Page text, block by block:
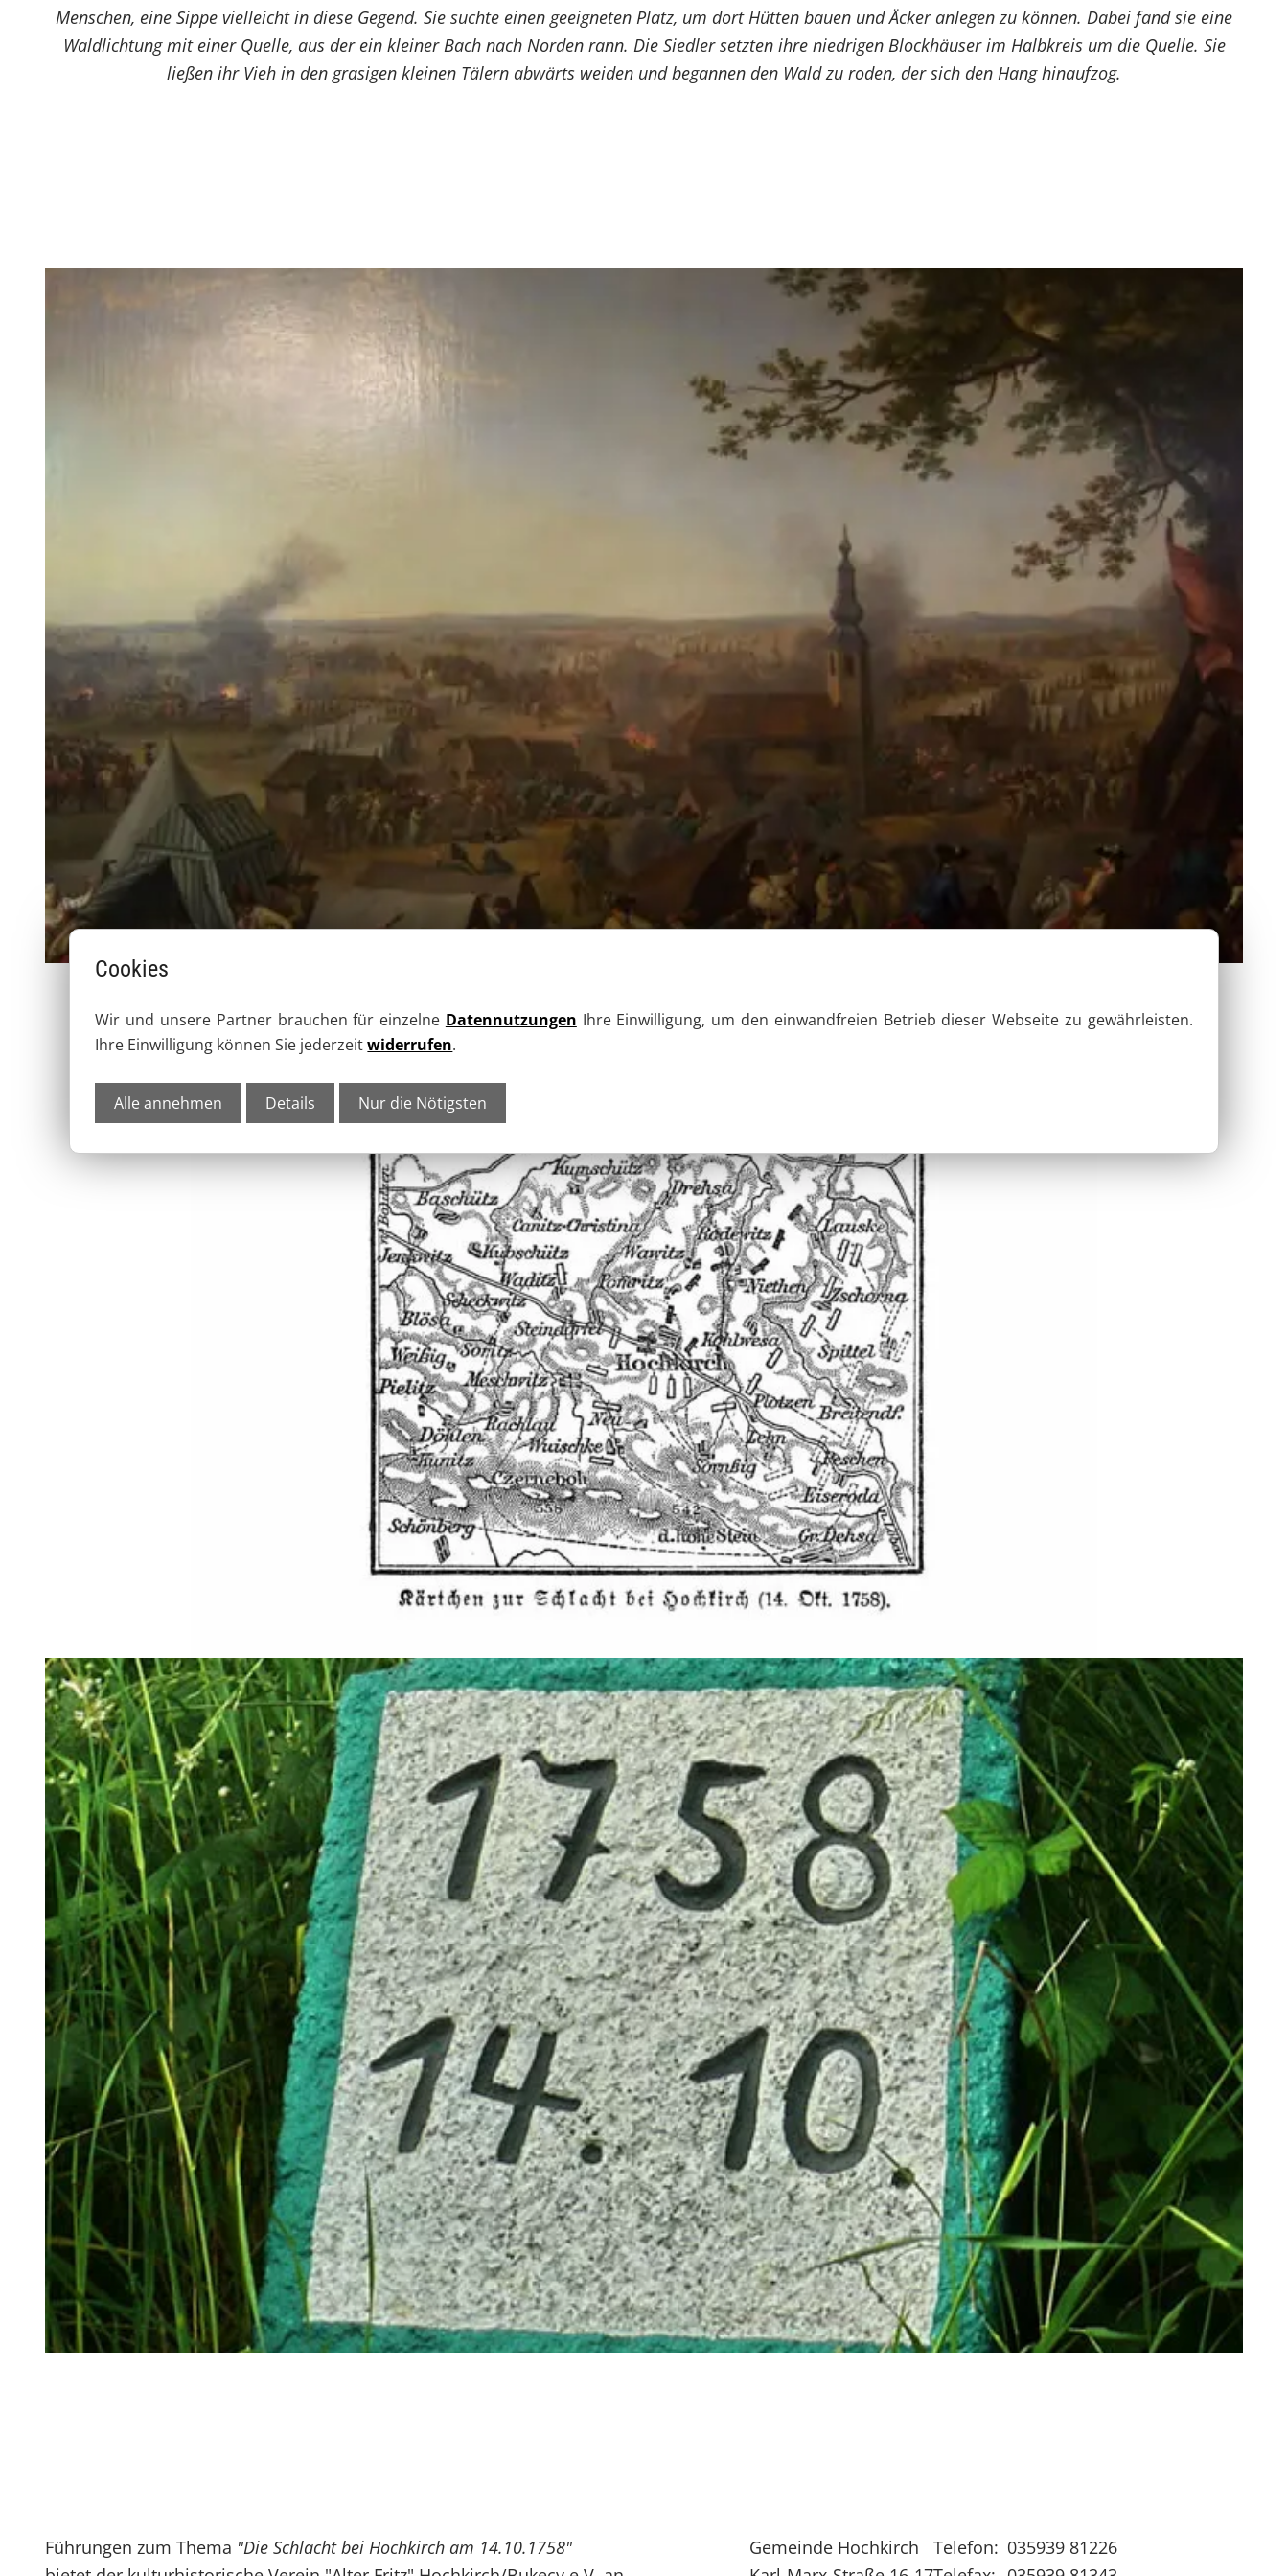
Menschen, eine Sippe vielleicht in diese Gegend. Sie suchte einen geeigneten Platz, um dort Hütten bauen und Äcker anlegen zu können. Dabei fand sie eine
Waldlichtung mit einer Quelle, aus der ein kleiner Bach nach Norden rann. Die Siedler setzten ihre niedrigen Blockhäuser im Halbkreis um die Quelle. Sie
ließen ihr Vieh in den grasigen kleinen Tälern abwärts weiden und begannen den Wald zu roden, der sich den Hang hinaufzog.
Führungen zum Thema "Die Schlacht bei Hochkirch am 14.10.1758"
Gemeinde Hochkirch
Telefon: 035939 81226
Cookies
Wir und unsere Partner brauchen für einzelne Datennutzungen Ihre Einwilligung, um den einwandfreien Betrieb dieser Webseite zu gewährleisten.
Ihre Einwilligung können Sie jederzeitwiderrufen.
Alle annehmen Details Nur die Nötigsten